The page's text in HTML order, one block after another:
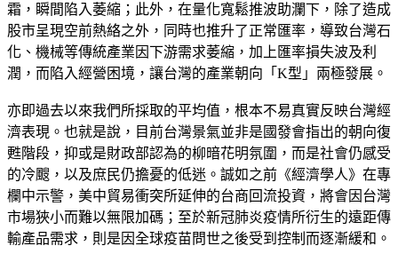
霜，瞬間陷入萎縮；此外，在量化寬鬆推波助瀾下，除了造成
股市呈現空前熱絡之外，同時也推升了正常匯率，導致台灣石
化、機械等傳統產業因下游需求萎縮，加上匯率損失波及利
潤，而陷入經營困境，讓台灣的產業朝向「K型」兩極發展。
亦即過去以來我們所採取的平均值，根本不易真實反映台灣經
濟表現。也就是說，目前台灣景氣並非是國發會指出的朝向復
甦階段，抑或是財政部認為的柳暗花明氛圍，而是社會仍感受
的冷颼，以及庶民仍擔憂的低迷。誠如之前《經濟學人》在專
欄中示警，美中貿易衝突所延伸的台商回流投資，將會因台灣
市場狹小而難以無限加碼；至於新冠肺炎疫情所衍生的遠距傳
輸產品需求，則是因全球疫苗問世之後受到控制而逐漸緩和。